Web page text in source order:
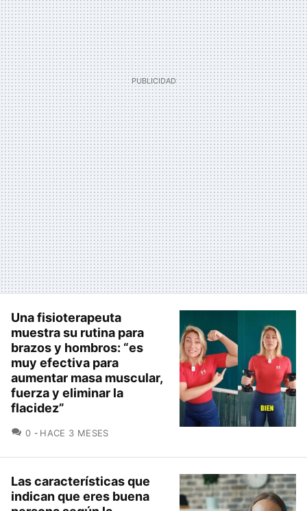
Una fisioterapeuta
muestra su rutina para
brazos y hombros: “es
muy efectiva para
aumentar masa muscular,
fuerza y eliminar la
flacidez”
0 COMENTARIOS
HACE 3 MESES
Las características que
indican que eres buena